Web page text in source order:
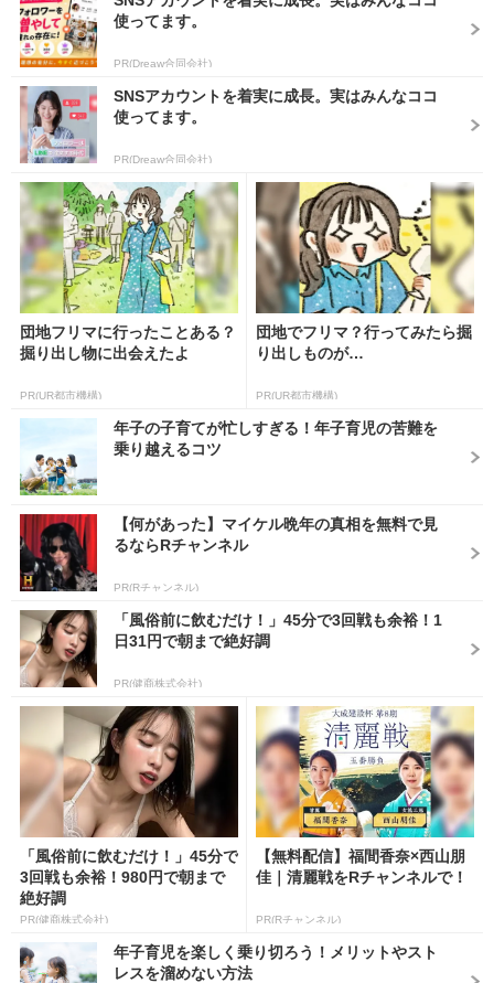
使ってます。
PR(Dreaw合同会社)
SNSアカウントを着実に成長。実はみんなココ
使ってます。
PR(Dreaw合同会社)
団地フリマに行ったことある？
掘り出し物に出会えたよ
PR(UR都市機構)
団地でフリマ？行ってみたら掘
り出しものが…
PR(UR都市機構)
年子の子育てが忙しすぎる！年子育児の苦難を
乗り越えるコツ
【何があった】マイケル晩年の真相を無料で見
るならRチャンネル
PR(Rチャンネル)
「風俗前に飲むだけ！」45分で3回戦も余裕！1
日31円で朝まで絶好調
PR(健商株式会社)
「風俗前に飲むだけ！」45分で
3回戦も余裕！980円で朝まで
絶好調
PR(健商株式会社)
【無料配信】福間香奈×西山朋
佳｜清麗戦をRチャンネルで！
PR(Rチャンネル)
年子育児を楽しく乗り切ろう！メリットやスト
レスを溜めない方法